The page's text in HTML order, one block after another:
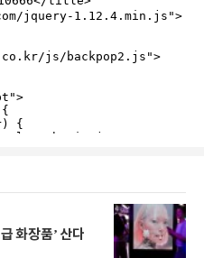
화장품’ 산다